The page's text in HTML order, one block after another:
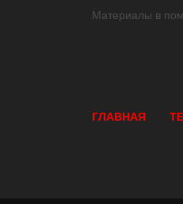
Материалы в
ГЛАВНАЯ